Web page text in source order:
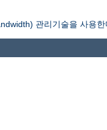
관리기술을 사용한